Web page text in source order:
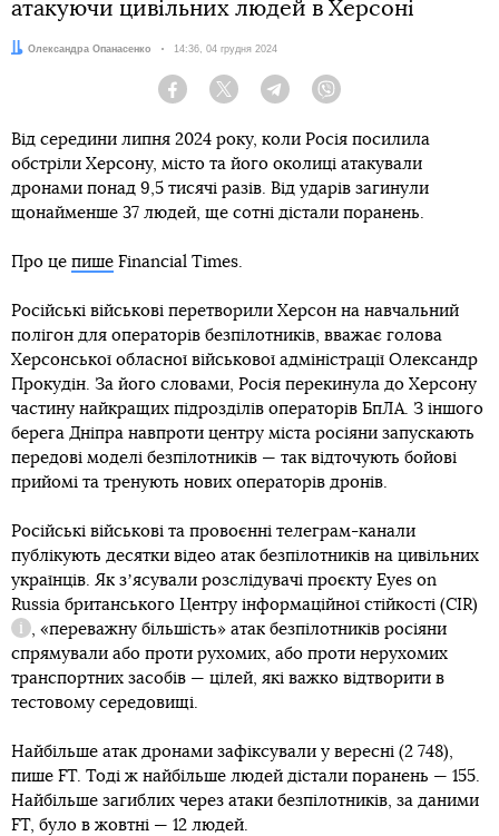
атакуючи цивільних людей в Херсоні
Автор:
Олександра Опанасенко Дата:
14:36, 04 грудня 2024
Facebook Twitter Telegram
Від середини липня 2024 року, коли Росія посилила
обстріли Херсону, місто та його околиці атакували
дронами понад 9,5 тисячі разів. Від ударів загинули
щонайменше 37 людей, ще сотні дістали поранень.
Про це пише Financial Times.
Російські військові перетворили Херсон на навчальний
полігон для операторів безпілотників, вважає голова
Херсонської обласної військової адміністрації Олександр
Прокудін. За його словами, Росія перекинула до Херсону
частину найкращих підрозділів операторів БпЛА. З іншого
берега Дніпра навпроти центру міста росіяни запускають
передові моделі безпілотників — так відточують бойові
прийомі та тренують нових операторів дронів.
Російські військові та провоєнні телеграм-канали
публікують десятки відео атак безпілотників на цивільних
українців. Як зʼясували розслідувачі проєкту Eyes on
Russia британського Центру інформаційної стійкості (CIR)
Довідка
, «переважну більшість» атак безпілотників росіяни
спрямували або проти рухомих, або проти нерухомих
транспортних засобів — цілей, які важко відтворити в
тестовому середовищі.
Найбільше атак дронами зафіксували у вересні (2 748),
пише FT. Тоді ж найбільше людей дістали поранень — 155.
Найбільше загиблих через атаки безпілотників, за даними
FT, було в жовтні — 12 людей.